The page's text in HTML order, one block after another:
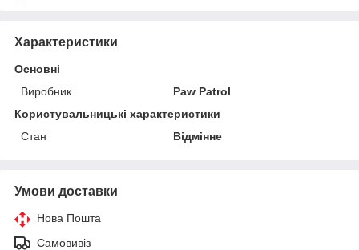
Характеристики
Основні
Виробник
Paw Patrol
Користувальницькі характеристики
Стан
Відмінне
Умови доставки
Нова Пошта
Самовивіз